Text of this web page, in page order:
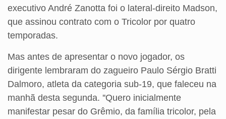
executivo André Zanotta foi o lateral-direito Madson,
que assinou contrato com o Tricolor por quatro
temporadas.
Mas antes de apresentar o novo jogador, os
dirigente lembraram do zagueiro Paulo Sérgio Bratti
Dalmoro, atleta da categoria sub-19, que faleceu na
manhã desta segunda. ''Quero inicialmente
manifestar pesar do Grêmio, da família tricolor, pela